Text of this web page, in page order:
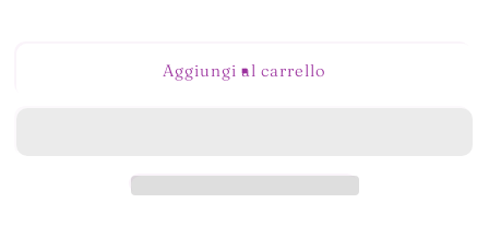
CERCHIETTOCERCHIETTO
Aggiungi al carrello